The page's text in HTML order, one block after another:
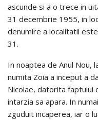
ascunde si a o trece in
31 decembrie 1955, in
denumire a localitatii
31.
In noaptea de Anul Nou,
numita Zoia a inceput a
Nicolae, datorita faptului
intarzia sa apara. In
zguduit incaperea, iar o